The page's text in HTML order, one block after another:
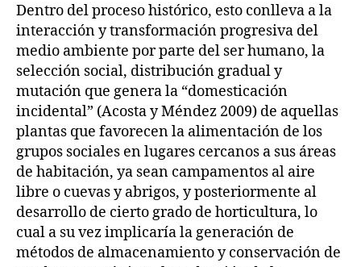
Dentro del proceso histórico, esto conlleva a la
interacción y transformación progresiva del
medio ambiente por parte del ser humano, la
selección social, distribución gradual y
mutación que genera la “domesticación
incidental” (Acosta y Méndez 2009) de aquellas
plantas que favorecen la alimentación de los
grupos sociales en lugares cercanos a sus áreas
de habitación, ya sean campamentos al aire
libre o cuevas y abrigos, y posteriormente al
desarrollo de cierto grado de horticultura, lo
cual a su vez implicaría la generación de
métodos de almacenamiento y conservación de